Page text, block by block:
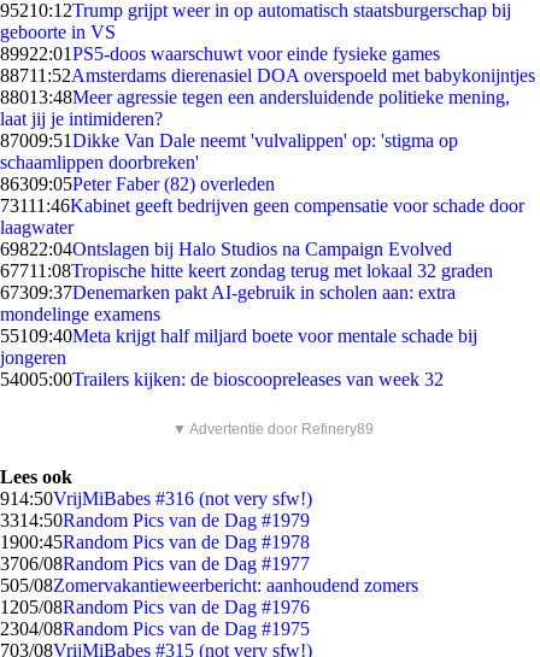
95210:12Trump grijpt weer in op automatisch staatsburgerschap bij
geboorte in VS
89922:01PS5-doos waarschuwt voor einde fysieke games
88711:52Amsterdams dierenasiel DOA overspoeld met babykonijntjes
88013:48Meer agressie tegen een andersluidende politieke mening,
laat jij je intimideren?
87009:51Dikke Van Dale neemt 'vulvalippen' op: 'stigma op
schaamlippen doorbreken'
86309:05Peter Faber (82) overleden
73111:46Kabinet geeft bedrijven geen compensatie voor schade door
laagwater
69822:04Ontslagen bij Halo Studios na Campaign Evolved
67711:08Tropische hitte keert zondag terug met lokaal 32 graden
67309:37Denemarken pakt AI-gebruik in scholen aan: extra
mondelinge examens
55109:40Meta krijgt half miljard boete voor mentale schade bij
jongeren
54005:00Trailers kijken: de bioscoopreleases van week 32
▼ Advertentie door Refinery89
Lees ook
914:50VrijMiBabes #316 (not very sfw!)
3314:50Random Pics van de Dag #1979
1900:45Random Pics van de Dag #1978
3706/08Random Pics van de Dag #1977
505/08Zomervakantieweerbericht: aanhoudend zomers
1205/08Random Pics van de Dag #1976
2304/08Random Pics van de Dag #1975
703/08VrijMiBabes #315 (not very sfw!)